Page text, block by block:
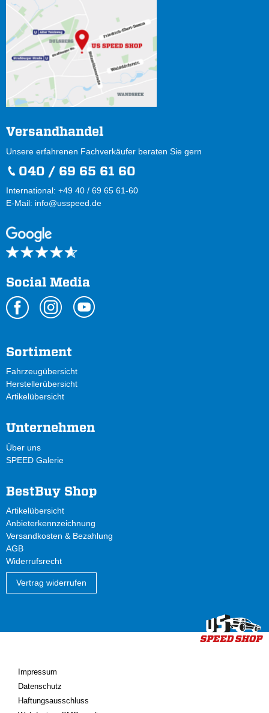
Versandhandel
Unsere erfahrenen Fachverkäufer beraten Sie gern
040 / 69 65 61 60
International: +49 40 / 69 65 61-60
E-Mail: info@usspeed.de
Social Media
Sortiment
Fahrzeugübersicht
Herstellerübersicht
Artikelübersicht
Unternehmen
Über uns
SPEED Galerie
BestBuy Shop
Artikelübersicht
Anbieterkennzeichnung
Versandkosten & Bezahlung
AGB
Widerrufsrecht
Vertrag widerrufen
Impressum
Datenschutz
Haftungsausschluss